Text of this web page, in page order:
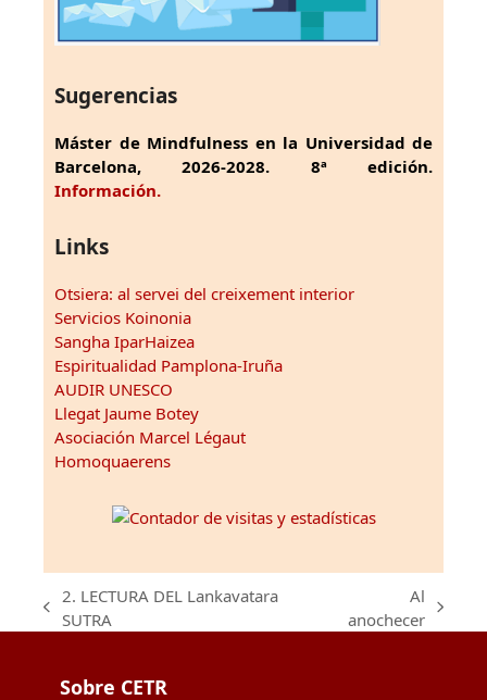
Sugerencias
Máster de Mindfulness en la Universidad de
Barcelona, 2026-2028. 8ª edición.
Información.
Links
Otsiera: al servei del creixement interior
Servicios Koinonia
Sangha IparHaizea
Espiritualidad Pamplona-Iruña
AUDIR UNESCO
Llegat Jaume Botey
Asociación Marcel Légaut
Homoquaerens
previous
2. LECTURA DEL Lankavatara
SUTRA
next
Al
anochecer
Sobre CETR